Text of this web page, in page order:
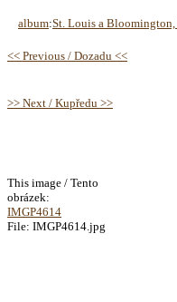
album:St. Louis a Bloomington,
<< Previous / Dozadu <<
>> Next / Kupředu >>
This image / Tento
obrázek:
IMGP4614
File: IMGP4614.jpg